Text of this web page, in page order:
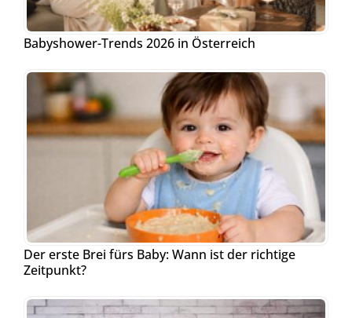
Babyshower-Trends 2026 in Österreich
Der erste Brei fürs Baby: Wann ist der richtige
Zeitpunkt?